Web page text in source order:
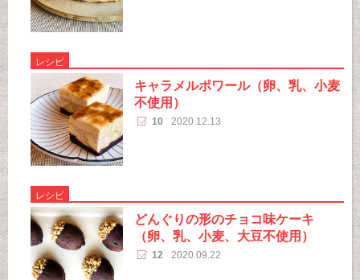
レシピ
キャラメルポワール（卵、乳、小麦
不使用）
10 2020.12.13
レシピ
どんぐりの形のチョコ味ケーキ
（卵、乳、小麦、大豆不使用）
12 2020.09.22